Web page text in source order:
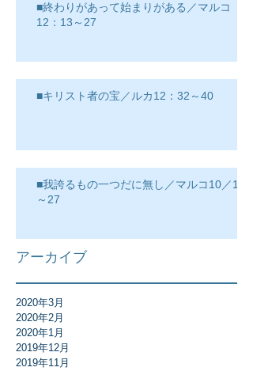
■終わりがあって始まりがある／マルコ
12：13～27
■キリスト者の宝／ルカ12：32～40
■我誇るもの一つだに無し／マルコ10／17
～27
アーカイブ
2020年3月
2020年2月
2020年1月
2019年12月
2019年11月